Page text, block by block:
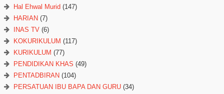
Hal Ehwal Murid (147)
HARIAN (7)
INAS TV (6)
KOKURIKULUM (117)
KURIKULUM (77)
PENDIDIKAN KHAS (49)
PENTADBIRAN (104)
PERSATUAN IBU BAPA DAN GURU (34)